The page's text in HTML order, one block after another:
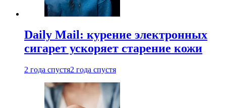
Daily Mail: курение электронных
сигарет ускоряет старение кожи
2 года спустя2 года спустя